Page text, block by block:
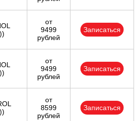
от
9499
рублей
Записаться
от
9499
рублей
Записаться
от
8599
рублей
Записаться